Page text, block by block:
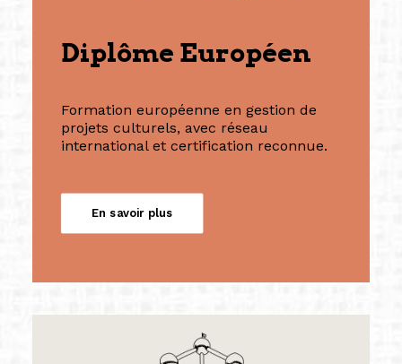
Diplôme Européen
Formation européenne en gestion de
projets culturels, avec réseau
international et certification reconnue.
En savoir plus